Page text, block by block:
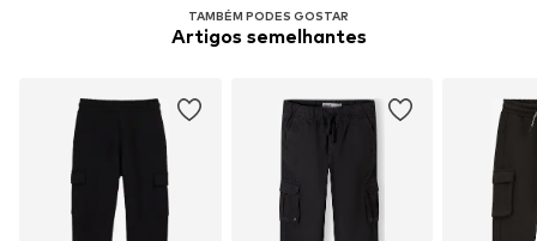
TAMBÉM PODES GOSTAR
Artigos semelhantes